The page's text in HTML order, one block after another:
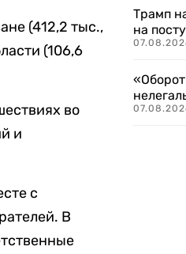
(412,2 тыс.,
(106,6
во
и
с
В
Трамп
на